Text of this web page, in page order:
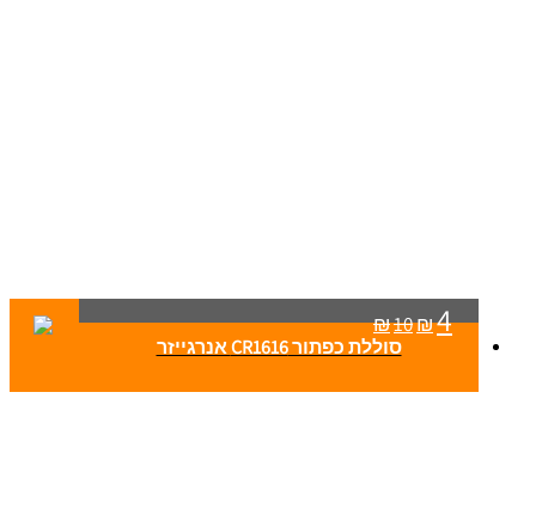
₪10₪4
סוללת כפתור CR1616 אנרגייזר